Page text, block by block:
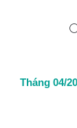
Tháng 04/